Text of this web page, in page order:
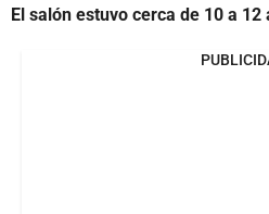
El salón estuvo cerca de 10 a